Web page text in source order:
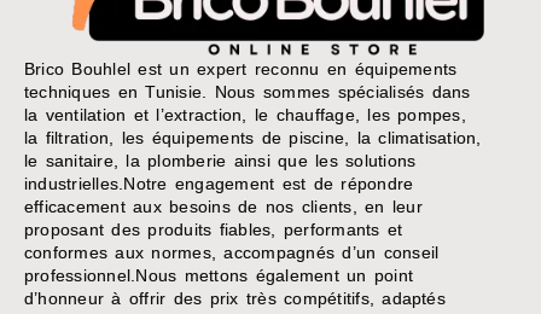
Brico Bouhlel est un expert reconnu en équipements
techniques en Tunisie. Nous sommes spécialisés dans
la ventilation et l’extraction, le chauffage, les pompes,
la filtration, les équipements de piscine, la climatisation,
le sanitaire, la plomberie ainsi que les solutions
industrielles.Notre engagement est de répondre
efficacement aux besoins de nos clients, en leur
proposant des produits fiables, performants et
conformes aux normes, accompagnés d’un conseil
professionnel.Nous mettons également un point
d’honneur à offrir des prix très compétitifs, adaptés